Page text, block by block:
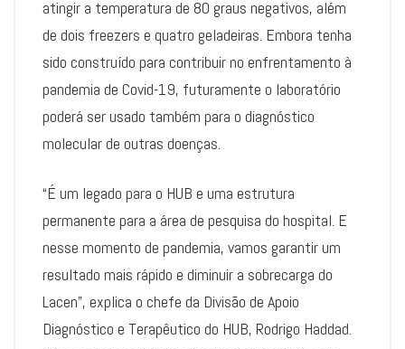
atingir a temperatura de 80 graus negativos, além
de dois freezers e quatro geladeiras. Embora tenha
sido construído para contribuir no enfrentamento à
pandemia de Covid-19, futuramente o laboratório
poderá ser usado também para o diagnóstico
molecular de outras doenças.
“É um legado para o HUB e uma estrutura
permanente para a área de pesquisa do hospital. E
nesse momento de pandemia, vamos garantir um
resultado mais rápido e diminuir a sobrecarga do
Lacen”, explica o chefe da Divisão de Apoio
Diagnóstico e Terapêutico do HUB, Rodrigo Haddad.